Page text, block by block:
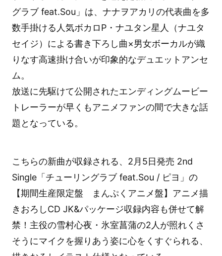
グラブ feat.Sou」は、ナナヲアカリの代表曲を多
数手掛ける人気ボカロP・ナユタン星人（ナユタ
セイジ）による書き下ろし曲×男女ボーカルが織
りなす高速掛け合いが印象的なデュエットアンセ
ム。
放送に先駆けて公開されたエンディングムービー
トレーラーが早くもアニメファンの間で大きな話
題となっている。
こちらの新曲が収録される、2月5日発売 2nd
Single「チューリングラブ feat.Sou / ピヨ」の
【期間生産限定盤 まんぷくアニメ盤】アニメ描
きおろしCD JK&パッケージ収録内容も併せて解
禁！主役の雪村心夜・氷室菖蒲の2人が照れくさ
そうにマイクを握りあう姿に心をくすぐられる、